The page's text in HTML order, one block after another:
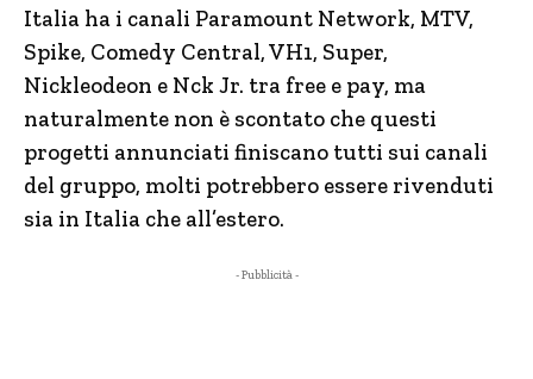
Italia ha i canali Paramount Network, MTV,
Spike, Comedy Central, VH1, Super,
Nickleodeon e Nck Jr. tra free e pay, ma
naturalmente non è scontato che questi
progetti annunciati finiscano tutti sui canali
del gruppo, molti potrebbero essere rivenduti
sia in Italia che all’estero.
- Pubblicità -